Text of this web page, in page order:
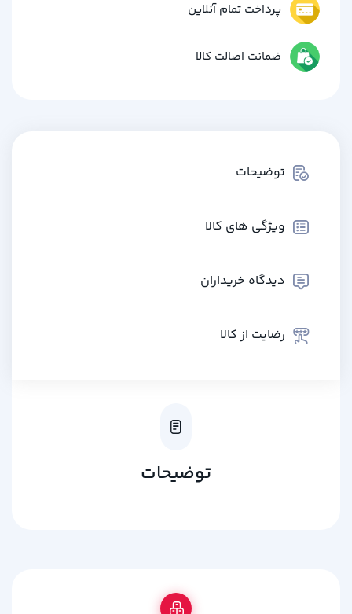
پرداخت تمام آنلاین
ضمانت اصالت کالا
توضیحات
ویژگی های کالا
دیدگاه خریداران
رضایت از کالا
توضیحات